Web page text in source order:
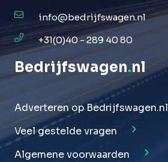
info@bedrijfswagen.nl
+31(0)40 - 289 40 80
Bedrijfswagen.nl
Adverteren op Bedrijfswagen.nl
Veel gestelde vragen
Algemene voorwaarden